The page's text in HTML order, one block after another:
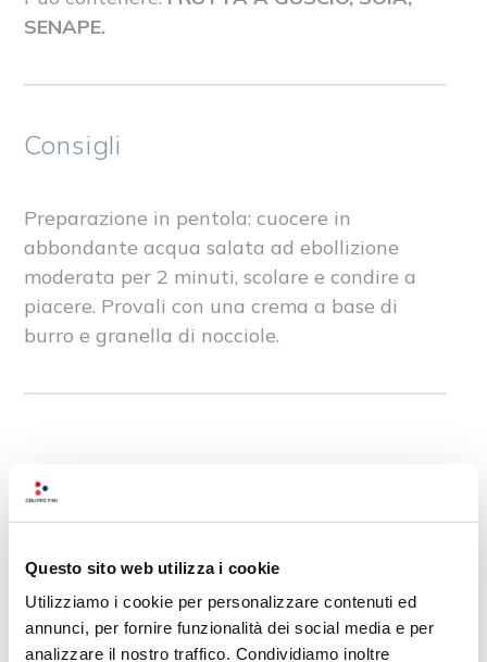
Questo sito web utilizza i cookie
Utilizziamo i cookie per personalizzare contenuti ed
annunci, per fornire funzionalità dei social media e per
analizzare il nostro traffico. Condividiamo inoltre
SENAPE.
Consigli
Preparazione in pentola: cuocere in
abbondante acqua salata ad ebollizione
moderata per 2 minuti, scolare e condire a
piacere. Provali con una crema a base di
burro e granella di nocciole.
Che gusto hanno i Ravioli
Integrali alla Carne?
I Ravioli Integrali alla Carne
combinano il sapore ricco del ripieno
con una sfoglia integrale dal gusto